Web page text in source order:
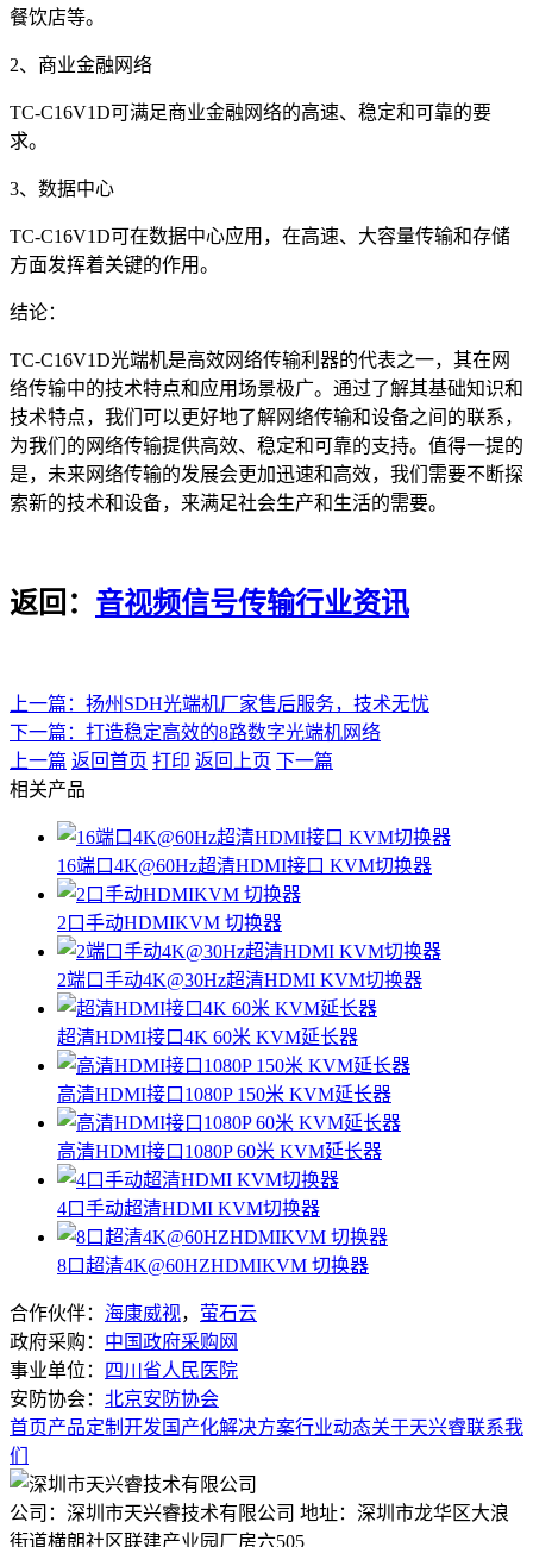
餐饮店等。
2、商业金融网络
TC-C16V1D可满足商业金融网络的高速、稳定和可靠的要
求。
3、数据中心
TC-C16V1D可在数据中心应用，在高速、大容量传输和存储
方面发挥着关键的作用。
结论：
TC-C16V1D光端机是高效网络传输利器的代表之一，其在网
络传输中的技术特点和应用场景极广。通过了解其基础知识和
技术特点，我们可以更好地了解网络传输和设备之间的联系，
为我们的网络传输提供高效、稳定和可靠的支持。值得一提的
是，未来网络传输的发展会更加迅速和高效，我们需要不断探
索新的技术和设备，来满足社会生产和生活的需要。
返回： 音视频信号传输行业资讯
上一篇：扬州SDH光端机厂家售后服务，技术无忧
下一篇：打造稳定高效的8路数字光端机网络
上一篇 返回首页 打印 返回上页 下一篇
相关产品
16端口4K@60Hz超清HDMI接口 KVM切换器
2口手动HDMIKVM 切换器
2端口手动4K@30Hz超清HDMI KVM切换器
超清HDMI接口4K 60米 KVM延长器
高清HDMI接口1080P 150米 KVM延长器
高清HDMI接口1080P 60米 KVM延长器
4口手动超清HDMI KVM切换器
8口超清4K@60HZHDMIKVM 切换器
合作伙伴： 海康威视， 萤石云
政府采购： 中国政府采购网
事业单位：
四川省人民医院
安防协会： 北京安防协会
首页产品定制开发 国产化解决方案行业动态关于天兴睿联系我
们
公司：深圳市天兴睿技术有限公司 地址：深圳市龙华区大浪
街道横朗社区联建产业园厂房六505